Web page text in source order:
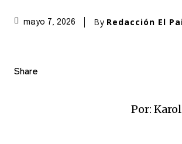
mayo 7, 2026 By Redacción El
Share
Por: